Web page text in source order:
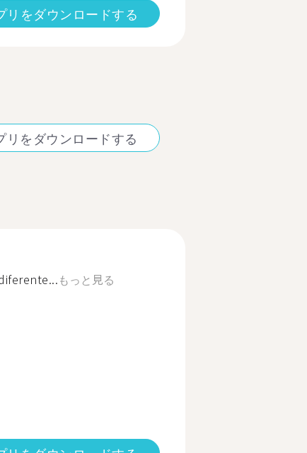
リをダウンロードする
リをダウンロードする
もっと見る